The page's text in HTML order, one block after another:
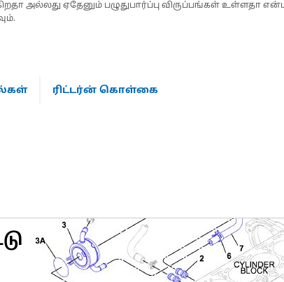
அல்லது ஏதேனும் பழுதுபார்ப்பு விருப்பங்கள் உள்ளதா
ரிட்டர்ன் கொள்கை